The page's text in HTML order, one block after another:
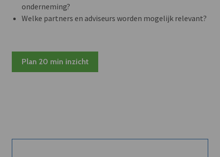
onderneming?
Welke partners en adviseurs worden mogelijk relevant?
Plan 20 min inzicht